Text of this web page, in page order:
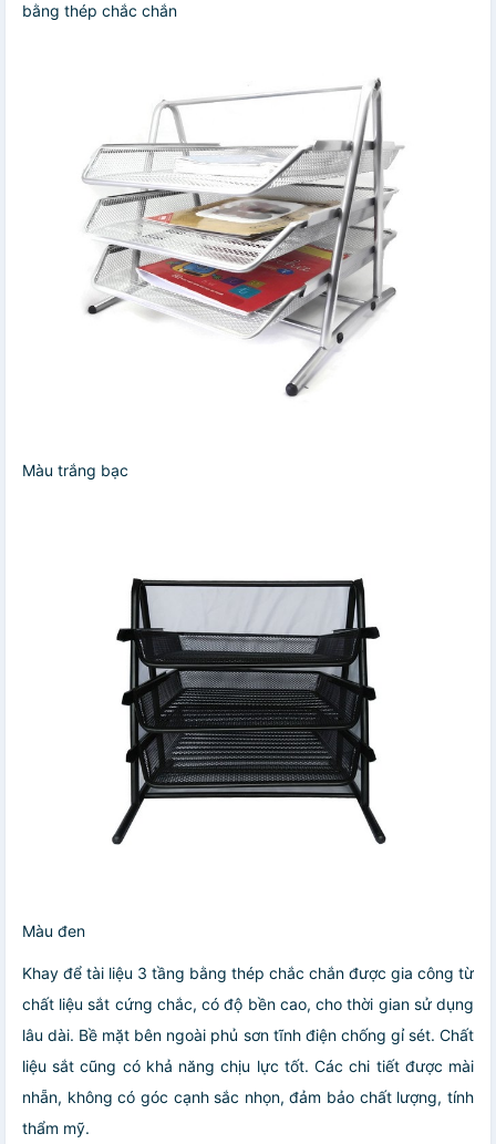
bằng thép chắc chắn
Màu trắng bạc
Màu đen
Khay để tài liệu 3 tầng bằng thép chắc chắn được gia công từ
chất liệu sắt cứng chắc, có độ bền cao, cho thời gian sử dụng
lâu dài. Bề mặt bên ngoài phủ sơn tĩnh điện chống gỉ sét. Chất
liệu sắt cũng có khả năng chịu lực tốt. Các chi tiết được mài
nhẵn, không có góc cạnh sắc nhọn, đảm bảo chất lượng, tính
thẩm mỹ.